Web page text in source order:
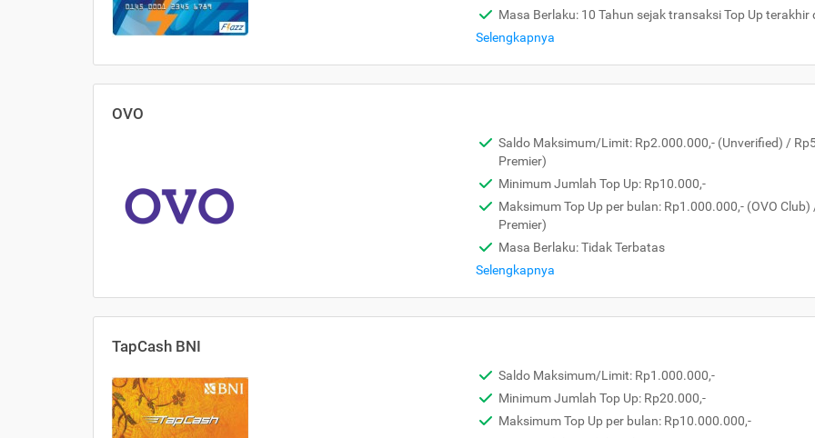
Masa Berlaku: 10 Tahun sejak transaksi Top Up terakhir
Selengkapnya
OVO
Saldo Maksimum/Limit: Rp2.000.000,- (Unverified) /
Premier)
Minimum Jumlah Top Up: Rp10.000,-
Maksimum Top Up per bulan: Rp1.000.000,- (OVO
Premier)
Masa Berlaku: Tidak Terbatas
Selengkapnya
TapCash BNI
Saldo Maksimum/Limit: Rp1.000.000,-
Minimum Jumlah Top Up: Rp20.000,-
Maksimum Top Up per bulan: Rp10.000.000,-